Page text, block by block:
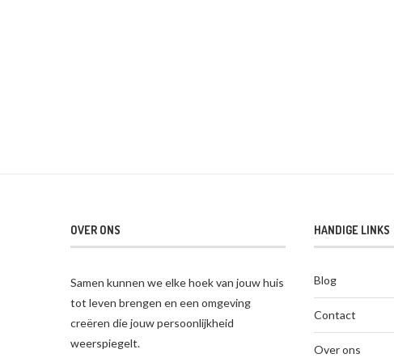
OVER ONS
Samen kunnen we elke hoek van jouw huis
tot leven brengen en een omgeving
creëren die jouw persoonlijkheid
weerspiegelt.
HANDIGE LINKS
Blog
Contact
Over ons